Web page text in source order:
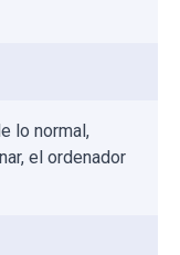
lo normal,
el ordenador